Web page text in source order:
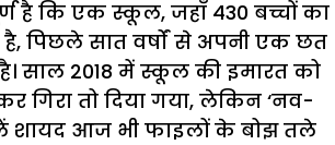
है कि एक स्कूल, जहाँ 430 बच्चों का
है, पिछले सात वर्षों से अपनी एक छत
साल 2018 में स्कूल की इमारत को
गिरा तो दिया गया, लेकिन ‘नव-
शायद आज भी फाइलों के बोझ तले